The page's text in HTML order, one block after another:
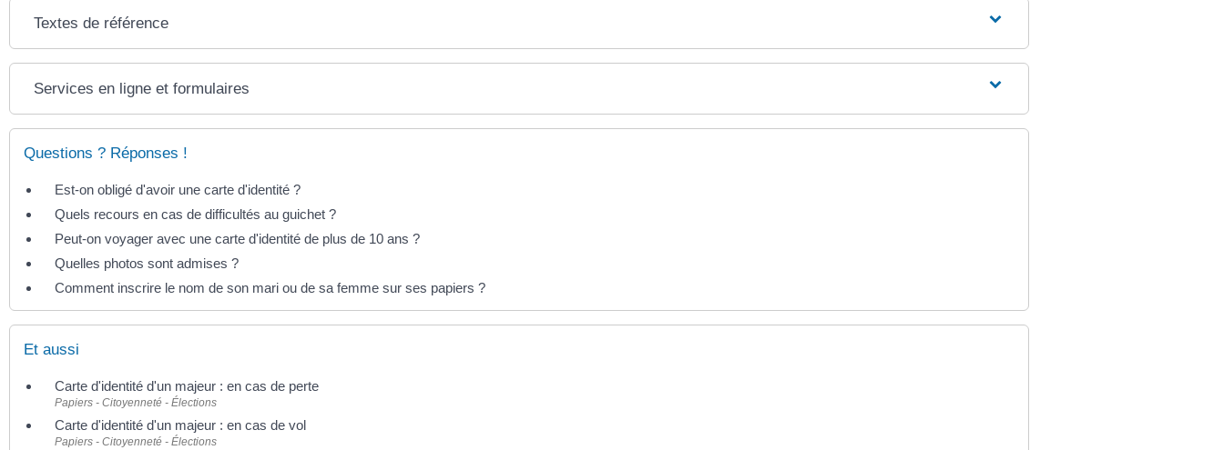
Textes de référence
Services en ligne et formulaires
Questions ? Réponses !
Est-on obligé d'avoir une carte d'identité ?
Quels recours en cas de difficultés au guichet ?
Peut-on voyager avec une carte d'identité de plus de 10 ans ?
Quelles photos sont admises ?
Comment inscrire le nom de son mari ou de sa femme sur ses papiers ?
Et aussi
Carte d'identité d'un majeur : en cas de perte
Papiers - Citoyenneté - Élections
Carte d'identité d'un majeur : en cas de vol
Papiers - Citoyenneté - Élections